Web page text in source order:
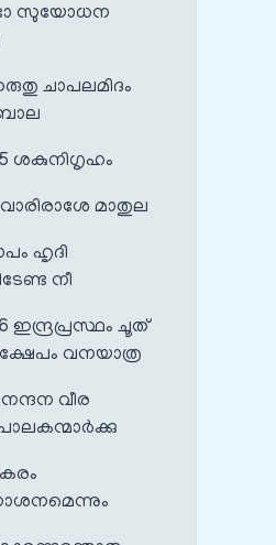
സുയോധന
ചാപലമിദം
5 ശകുനിഗൃഹം
മാതുല
ഹൃദി
നീ
ഇന്ദ്രപ്രസ്ഥം ചൂത്
വനയാത്ര
വീര